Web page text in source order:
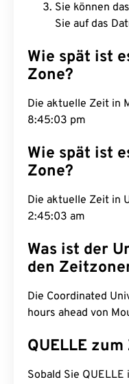
Sie können
Sie auf das
Wie spät ist
Zone?
Die aktuelle Zeit in
8:45:04 pm
Wie spät ist
Zone?
Die aktuelle Zeit in
2:45:04 am
Was ist der
den
Die Coordinated
hours ahead von
QUELLE
Sobald Sie